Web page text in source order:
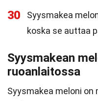
30
Syysmakea
koska se auttaa
Syysmakean
ruoanlaitossa
Syysmakea meloni on